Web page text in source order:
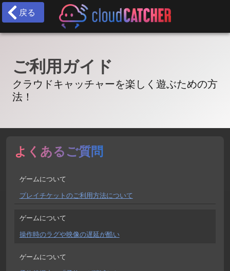
戻る
ご利用ガイド
クラウドキャッチャーを楽しく遊ぶための方
法！
よくあるご質問
ゲームについて
プレイチケットのご利用方法について
ゲームについて
操作時のラグや映像の遅延が酷い
ゲームについて